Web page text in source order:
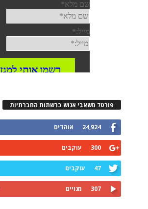
פורטל משאבי אנוש ברשתות החברתיות
24,924 אוהדים
300 עוקבים
47 עוקבים
307 מנויים